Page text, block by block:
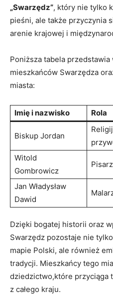
„Swarzędz”, który nie tylko
pieśni, ale także przyczynia
arenie krajowej i
Poniższa tabela przedstawia
mieszkańców Swarzędza
miasta:
Imię i nazwisko Rola
Biskup Jordan
Witold
Gombrowicz
Pisarz
Jan Władysław
Dawid
Dzięki bogatej historii oraz
Swarzędz pozostaje nie
mapie Polski, ale również
tradycji. Mieszkańcy tego
dziedzictwo,które przyciąga
z całego kraju.